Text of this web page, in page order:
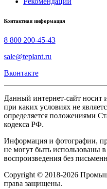
Контактная информация
8 800 200-45-43
sale@teplant.ru
Вконтакте
Данный интернет-сайт
при каких условиях не
определяется положениями
кодекса РФ.
Информация и фотографии,
не могут быть использованы
воспроизведения без
Copyright © 2018-2026
права защищены.